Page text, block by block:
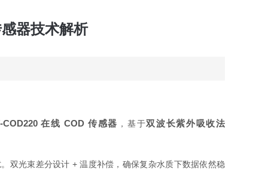
器技术解析
在线 COD 传感器 ，基于双波长紫外吸收法
双光束差分设计 + 温度补偿，确保复杂水质下数据依然稳